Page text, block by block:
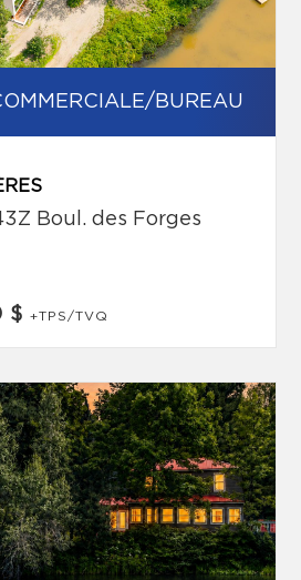
BUREAU
Boul. des Forges
$ +TPS/TVQ